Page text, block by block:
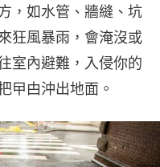
，如水管、牆縫、坑
狂風暴雨，會淹沒或
室內避難，入侵你的
曱甴沖出地面。